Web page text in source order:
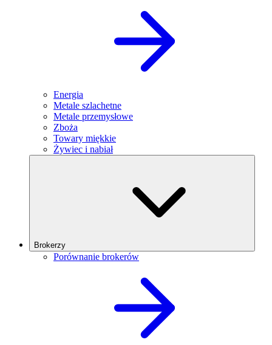
Energia
Metale szlachetne
Metale przemysłowe
Zboża
Towary miękkie
Żywiec i nabiał
Brokerzy
Porównanie brokerów